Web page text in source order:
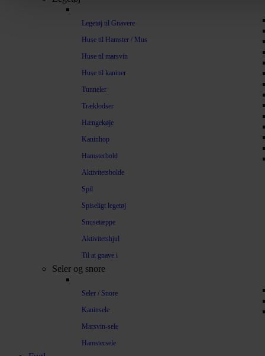
Legetøj til Gnavere
Huse til Hamster / Mus
Huse til marsvin
Huse til kaniner
Tunneler
Træklodser
Hængekøje
Kaninhop
Hamsterbold
Aktivitetsbolde
Spil
Spiseligt legetøj
Snusetæppe
Aktivitetshjul
Til at gnave i
Seler og snore
Seler / Snore
Kaninsele
Marsvin-sele
Hamstersele